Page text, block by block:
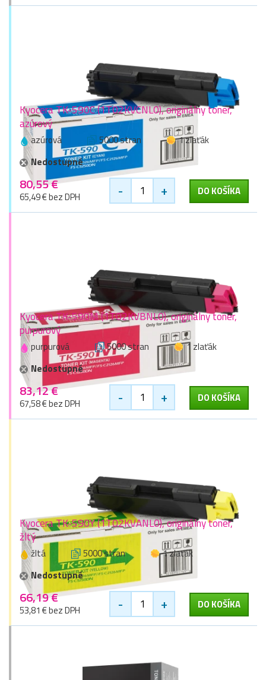
Kyocera TK-590C (1T02KVCNL0), originálny toner,
azúrový
azúrová 5000 stran
1 zlaťák
Nedostupné
80,55 €
65,49 € bez DPH - + DO KOŠÍKA
Kyocera TK-590M (1T02KVBNL0), originálny toner,
purpurový
purpurová 5000 stran
1 zlaťák
Nedostupné
83,12 €
67,58 € bez DPH - + DO KOŠÍKA
Kyocera TK-590Y (1T02KVANL0), originálny toner,
žltý
žltá 5000 stran
1 zlaťák
Nedostupné
66,19 €
53,81 € bez DPH - + DO KOŠÍKA